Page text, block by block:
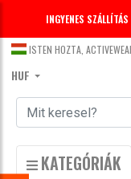
INGYENES
ISTEN HOZTA,
HUF
KATEGÓRIÁK